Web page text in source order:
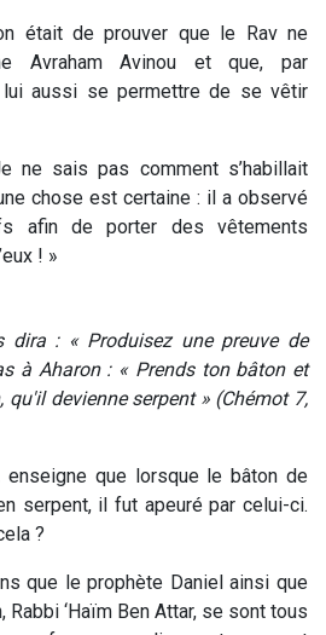
était de prouver que le Rav ne
Avraham Avinou et que, par
lui aussi se permettre de se vêtir
ne sais pas comment s’habillait
chose est certaine : il a observé
afin de porter des vêtements
! »
dira : « Produisez une preuve de
à Aharon : « Prends ton bâton et
qu'il devienne serpent » (Chémot 7,
enseigne que lorsque le bâton de
serpent, il fut apeuré par celui-ci.
?
que le prophète Daniel ainsi que
Rabbi ‘Haïm Ben Attar, se sont tous